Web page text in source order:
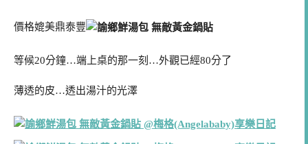
價格媲美鼎泰豐
等候20分鐘…端上桌的那一刻…外觀已經80分了
薄透的皮…透出湯汁的光澤